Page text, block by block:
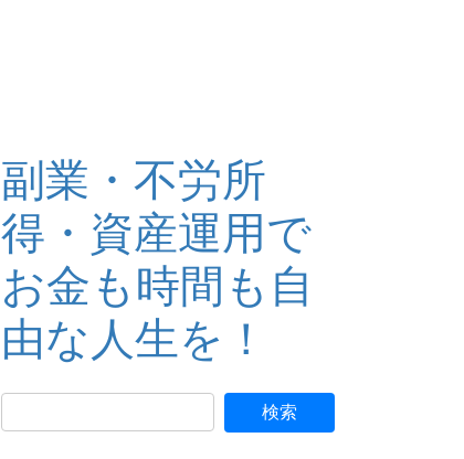
副業・不労所
得・資産運用で
お金も時間も自
由な人生を！